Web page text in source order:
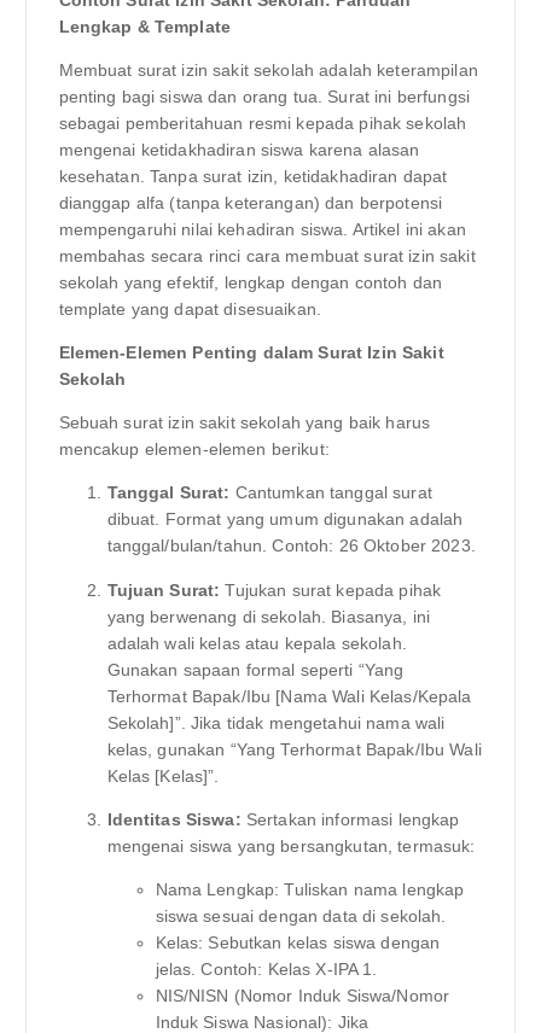
Lengkap & Template
Membuat surat izin sakit sekolah adalah keterampilan
penting bagi siswa dan orang tua. Surat ini berfungsi
sebagai pemberitahuan resmi kepada pihak sekolah
mengenai ketidakhadiran siswa karena alasan
kesehatan. Tanpa surat izin, ketidakhadiran dapat
dianggap alfa (tanpa keterangan) dan berpotensi
mempengaruhi nilai kehadiran siswa. Artikel ini akan
membahas secara rinci cara membuat surat izin sakit
sekolah yang efektif, lengkap dengan contoh dan
template yang dapat disesuaikan.
Elemen-Elemen Penting dalam Surat Izin Sakit
Sekolah
Sebuah surat izin sakit sekolah yang baik harus
mencakup elemen-elemen berikut:
Tanggal Surat: Cantumkan tanggal surat
dibuat. Format yang umum digunakan adalah
tanggal/bulan/tahun. Contoh: 26 Oktober 2023.
Tujuan Surat: Tujukan surat kepada pihak
yang berwenang di sekolah. Biasanya, ini
adalah wali kelas atau kepala sekolah.
Gunakan sapaan formal seperti “Yang
Terhormat Bapak/Ibu [Nama Wali Kelas/Kepala
Sekolah]”. Jika tidak mengetahui nama wali
kelas, gunakan “Yang Terhormat Bapak/Ibu Wali
Kelas [Kelas]”.
Identitas Siswa: Sertakan informasi lengkap
mengenai siswa yang bersangkutan, termasuk:
Nama Lengkap: Tuliskan nama lengkap
siswa sesuai dengan data di sekolah.
Kelas: Sebutkan kelas siswa dengan
jelas. Contoh: Kelas X-IPA 1.
NIS/NISN (Nomor Induk Siswa/Nomor
Induk Siswa Nasional): Jika